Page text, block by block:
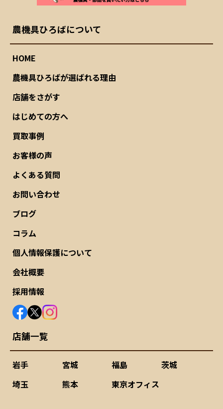
農機具ひろばについて
HOME
農機具ひろばが選ばれる理由
店舗をさがす
はじめての方へ
買取事例
お客様の声
よくある質問
お問い合わせ
ブログ
コラム
個人情報保護について
会社概要
採用情報
店舗一覧
岩手 宮城 福島
茨城
埼玉
熊本 東京オフィス